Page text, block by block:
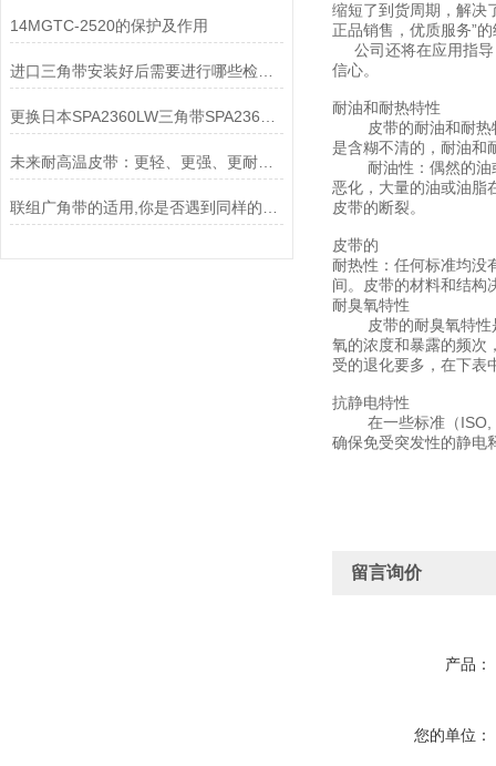
14MGTC-2520的保护及作用
未来耐高温皮带：更轻、更强、更耐温？
缩短了到货周期，解决
正品销售，优质服务”
公司还将在应用指导
信心。
耐油和耐热特性
皮带的耐油和耐热特
是含糊不清的，耐油和
耐油性：偶然的油或
恶化，大量的油或油脂
皮带的断裂。
皮带的
耐热性：任何标准均
间。皮带的材料和结构
耐臭氧特性
皮带的耐臭氧特性是
氧的浓度和暴露的频次
受的退化要多，在下表
抗静电特性
在一些标准（ISO,
确保免受突发性的静电
留言询价
产品：
您的单位：